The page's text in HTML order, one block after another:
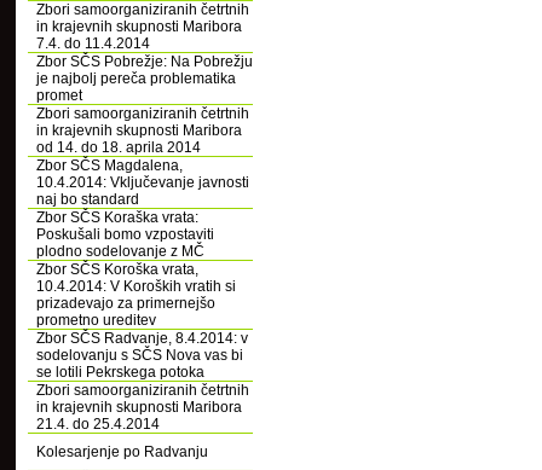
Zbori samoorganiziranih četrtnih
in krajevnih skupnosti Maribora
7.4. do 11.4.2014
Zbor SČS Pobrežje: Na Pobrežju
je najbolj pereča problematika
promet
Zbori samoorganiziranih četrtnih
in krajevnih skupnosti Maribora
od 14. do 18. aprila 2014
Zbor SČS Magdalena,
10.4.2014: Vključevanje javnosti
naj bo standard
Zbor SČS Koraška vrata:
Poskušali bomo vzpostaviti
plodno sodelovanje z MČ
Zbor SČS Koroška vrata,
10.4.2014: V Koroških vratih si
prizadevajo za primernejšo
prometno ureditev
Zbor SČS Radvanje, 8.4.2014: v
sodelovanju s SČS Nova vas bi
se lotili Pekrskega potoka
Zbori samoorganiziranih četrtnih
in krajevnih skupnosti Maribora
21.4. do 25.4.2014
Kolesarjenje po Radvanju